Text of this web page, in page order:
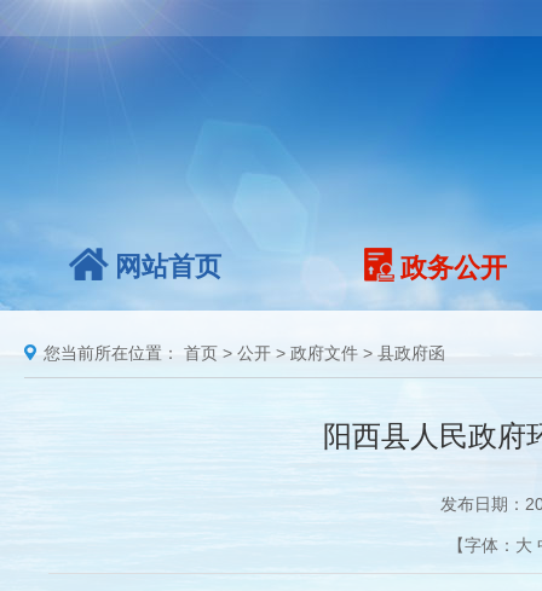
网站首页 政务公开
您当前所在位置： 首页 > 公开 > 政府文件 > 县政府函
阳西县人民政府
发布日期：
【字体： 大